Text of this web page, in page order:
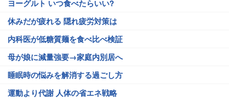
ヨーグルト いつ食べたらいい?
休みだが疲れる 隠れ疲労対策は
内科医が低糖質麺を食べ比べ検証
母が娘に減量強要→家庭内別居へ
睡眠時の悩みを解消する過ごし方
運動より代謝 人体の省エネ戦略